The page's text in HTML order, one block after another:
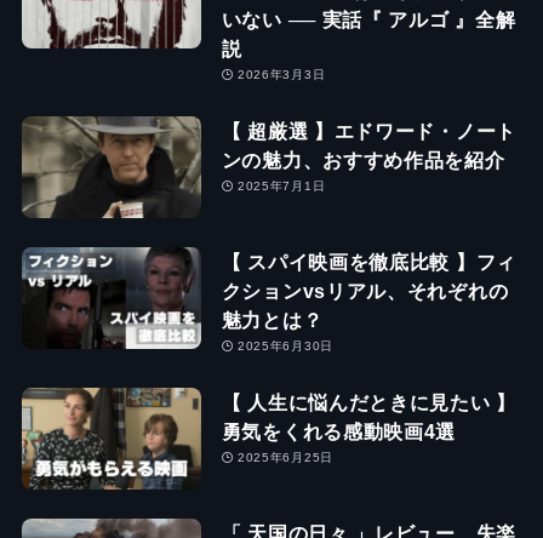
いない ── 実話『 アルゴ 』全解
説
2026年3月3日
【 超厳選 】エドワード・ノート
ンの魅力、おすすめ作品を紹介
2025年7月1日
【 スパイ映画を徹底比較 】フィ
クションvsリアル、それぞれの
魅力とは？
2025年6月30日
【 人生に悩んだときに見たい 】
勇気をくれる感動映画4選
2025年6月25日
「 天国の日々 」レビュー、失楽